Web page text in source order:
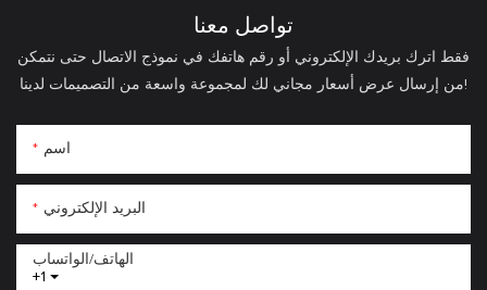
تواصل معنا
فقط اترك بريدك الإلكتروني أو رقم هاتفك في نموذج الاتصال حتى نتمكن
من إرسال عرض أسعار مجاني لك لمجموعة واسعة من التصميمات لدينا!
اسم
البريد الإلكتروني
+1
الهاتف/الواتساب